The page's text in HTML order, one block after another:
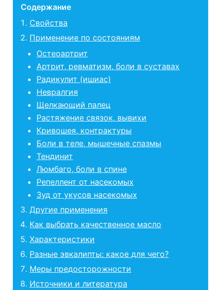
Содержание
Свойства
Применение по состояниям
Остеоартрит
Артрит, ревматизм, боли в суставах
Радикулит (ишиас)
Невралгия
Щелкающий палец
Растяжение связок, вывихи
Кривошея, контрактуры
Боли в теле, мышечные спазмы
Тендинит
Люмбаго, боли в спине
Репеллент от насекомых
Зуд от укусов насекомых
Другие применения
Как выбрать качественное масло
Характеристики
Разные эвкалипты: какое для чего?
Меры предосторожности
Источники и литература